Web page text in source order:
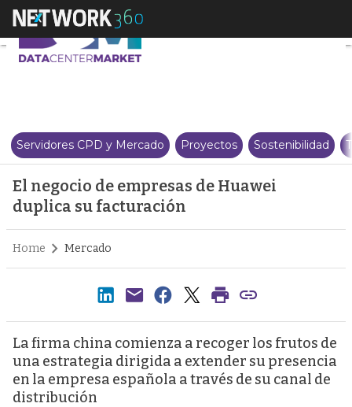
El negocio de empresas de
Servidores CPD y Mercado Proyectos Sostenibilidad
El negocio de empresas de Huawei
duplica su facturación
Home Mercado
La firma china comienza a recoger los frutos de
una estrategia dirigida a extender su presencia
en la empresa española a través de su canal de
distribución